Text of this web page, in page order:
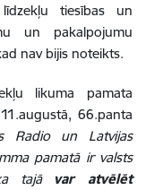
tiesības un
un pakalpojumu
nav bijis noteikts.
likuma pamata
66.panta
Radio un Latvijas
pamatā ir valsts
tajā var atvēlēt